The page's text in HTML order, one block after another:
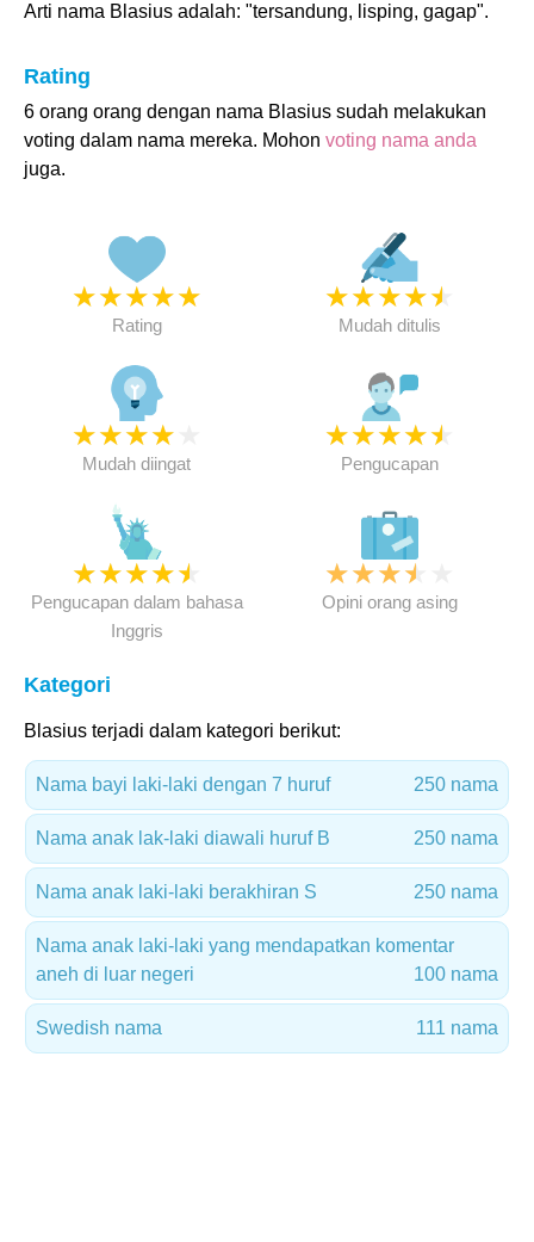
Arti nama Blasius adalah: "tersandung, lisping, gagap".
Rating
6 orang orang dengan nama Blasius sudah melakukan
voting dalam nama mereka. Mohon voting nama anda
juga.
★★★★★
Rating
★★★★★
Mudah ditulis
★★★★
Mudah diingat
★★★★★
Pengucapan
★★★★★
Pengucapan dalam bahasa
Inggris
★★★★
Opini orang asing
Kategori
Blasius terjadi dalam kategori berikut:
Nama bayi laki-laki dengan 7 huruf 250 nama
Nama anak lak-laki diawali huruf B 250 nama
Nama anak laki-laki berakhiran S 250 nama
Nama anak laki-laki yang mendapatkan komentar
aneh di luar negeri
100 nama
Swedish nama 111 nama